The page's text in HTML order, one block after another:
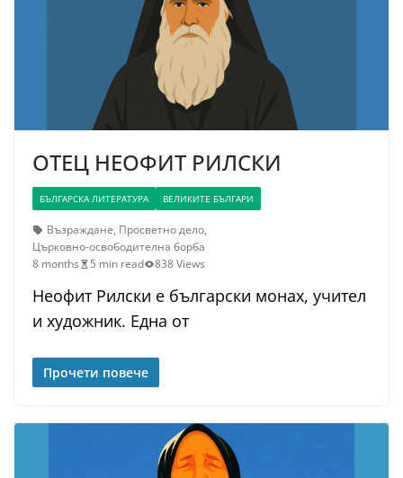
ОТЕЦ НЕОФИТ РИЛСКИ
БЪЛГАРСКА ЛИТЕРАТУРА ВЕЛИКИТЕ БЪЛГАРИ
Възраждане, Просветно дело,
Църковно-освободителна борба
8 months
5 min read 838 Views
Неофит Рилски е български монах, учител
и художник. Една от
Прочети повече